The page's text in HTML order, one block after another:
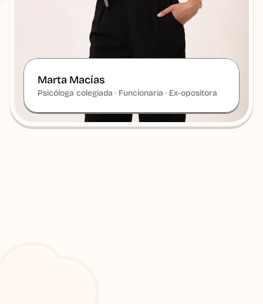
Marta Macías
Psicóloga colegiada · Funcionaria · Ex-opositora